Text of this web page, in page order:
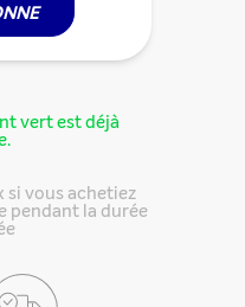
vert est déjà
si vous achetiez
pendant la durée